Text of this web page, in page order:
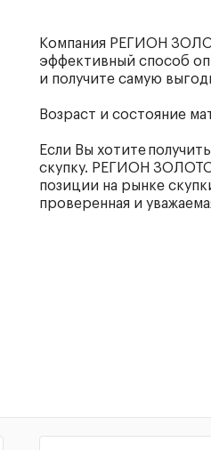
Компания РЕГИОН
эффективный способ
и получите самую
Возраст и состояние
Если Вы хотите
скупку. РЕГИОН ЗОЛОТО
позиции на рынке
проверенная и